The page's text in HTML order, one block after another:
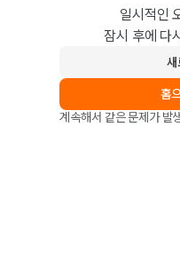
일시적인
잠시 후에 다
홈
계속해서 같은 문제가 발